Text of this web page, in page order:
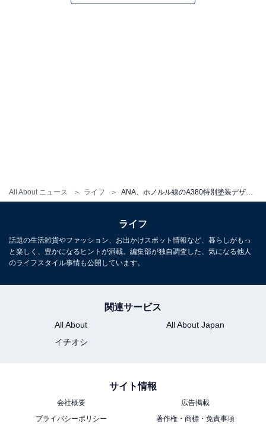
All About ニュース ライフ
ハワイは日本人観光客に根強い人気を誇るレジャー観光
A380は総2階建ての飛行機で、「空飛ぶホテル」とも言
われている。正確な座席数や機内の詳細は未発表だが、
ANAの国際線における現在の最大座席数264席（ボーイ
タ、ハワイアンなどが強い路線で、ANAはこのA380の導
入を機に力を入れていく方針
という。
Airbus Japan
ライフ
話題の生活雑貨やファッション、お出かけスポット情報など、暮らしがもっ
と楽しく、豊かになるヒントが満載。編集部が独自調査した、気になる他人
のライフスタイル事情も公開しています。
関連サービス
All About
All About Japan
イチオシ
サイト情報
会社概要
広告掲載
プライバシーポリシー
著作権・商標・免責事項